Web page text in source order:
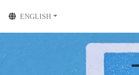
ENGLISH